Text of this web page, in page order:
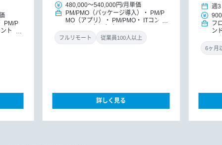
PM/P
ト
480,000～540,000円/月単価
PM/PMO（パッケージ導入）
PM/P
MO（アプリ）
PM/PMO
ITコンサ
ント
パッケージ導入コンサルタント
フルリモート 従業員100人以上
詳しく見る
週3
フ
ン
ニ